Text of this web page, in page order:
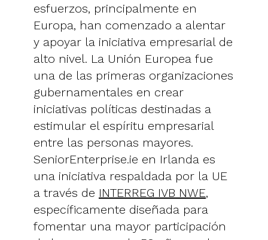
esfuerzos, principalmente en
Europa, han comenzado a alentar
y apoyar la iniciativa empresarial de
alto nivel. La Unión Europea fue
una de las primeras organizaciones
gubernamentales en crear
iniciativas políticas destinadas a
estimular el espíritu empresarial
entre las personas mayores.
SeniorEnterprise.ie en Irlanda es
una iniciativa respaldada por la UE
a través de INTERREG IVB NWE,
específicamente diseñada para
fomentar una mayor participación